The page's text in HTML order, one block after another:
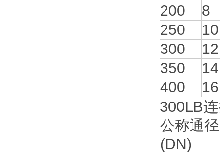
200
8
250
10
300
12
350
14
400
16
300LB
公称通径
(DN)